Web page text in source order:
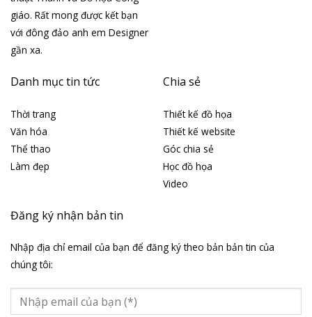
giáo. Rất mong được kết bạn
với đông đảo anh em Designer
gần xa.
Danh mục tin tức
Thời trang
Văn hóa
Thể thao
Làm đẹp
Chia sẻ
Thiết kế đồ họa
Thiết kế website
Góc chia sẻ
Học đồ họa
Video
Đăng ký nhận bản tin
Nhập địa chỉ email của bạn để đăng ký theo bản bản tin của
chúng tôi: